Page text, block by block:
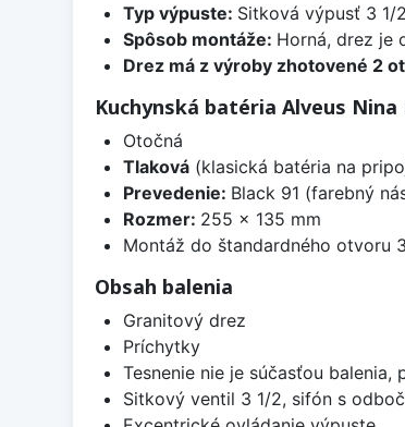
Typ výpuste: Sitková výpusť 3 1/2
Spôsob montáže: Horná, drez je
Drez má z výroby zhotovené 2
Kuchynská batéria Alveus Nina
Otočná
Tlaková(klasická batéria na
Prevedenie: Black 91 (farebný
Rozmer: 255 x 135 mm
Montáž do štandardného otvoru
Obsah balenia
Granitový drez
Príchytky
Tesnenie nie je súčasťou
Sitkový ventil 3 1/2, sifón s